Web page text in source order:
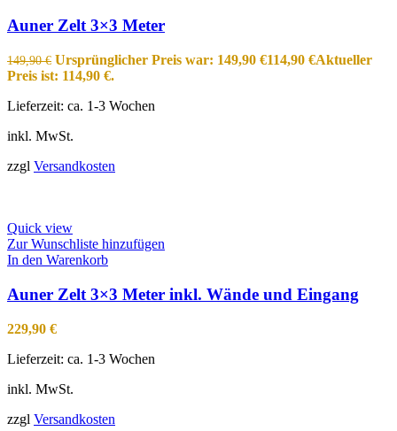
Auner Zelt 3×3 Meter
149,90€ Ursprünglicher Preis war: 149,90 €114,90 €Aktueller
Preis ist: 114,90 €.
Lieferzeit: ca. 1-3 Wochen
inkl. MwSt.
zzgl Versandkosten
Quick view
Zur Wunschliste hinzufügen
In den Warenkorb
Auner Zelt 3×3 Meter inkl. Wände und Eingang
229,90 €
Lieferzeit: ca. 1-3 Wochen
inkl. MwSt.
zzgl Versandkosten